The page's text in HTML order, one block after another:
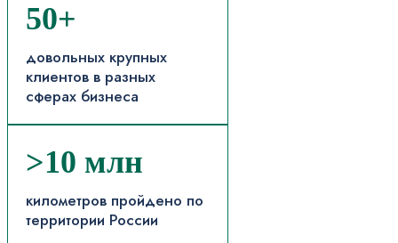
50+
довольных крупных
клиентов в разных
сферах бизнеса
>10 млн
километров пройдено по
территории России